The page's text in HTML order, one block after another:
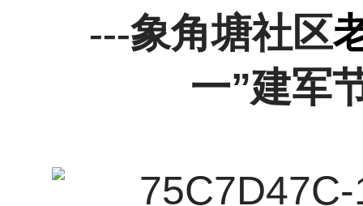
---象角塘社区
一”建军